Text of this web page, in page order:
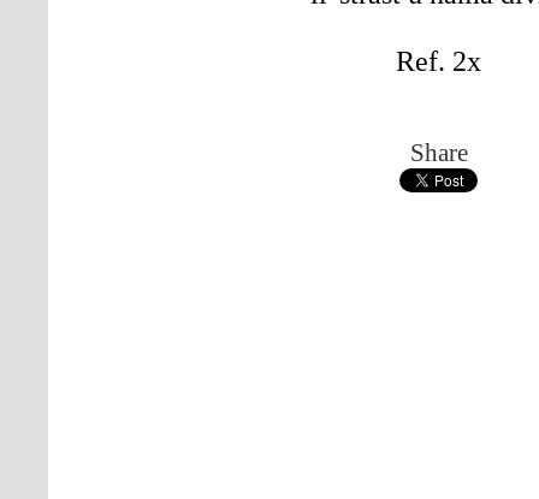
Ref. 2x
Share